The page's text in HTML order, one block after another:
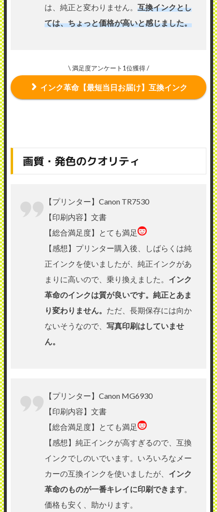
は、純正と変わりません。 互換インクとし
ては、ちょっと価格が高いと感じました。
\ 満足度アンケート1位獲得 /
インク革命【最短当日お届け】互換インク
画質・発色のクオリティ
【プリンター】Canon TR7530
【印刷内容】文書
【総合満足度】とても満足
【感想】プリンター購入後、しばらくは純
正インクを使いましたが、純正インクがあ
まりに高いので、乗り換えました。 インク
革命のインクは質が良いです。純正とあま
り変わりません。 ただ、長期保存には向か
ないそうなので、 写真印刷はしていませ
ん。
【プリンター】Canon MG6930
【印刷内容】文書
【総合満足度】とても満足
【感想】純正インクが高すぎるので、互換
インクでしのいでいます。いろいろなメー
カーの互換インクを使いましたが、 インク
革命のものが一番キレイに印刷できます
価格も安く、助かります。